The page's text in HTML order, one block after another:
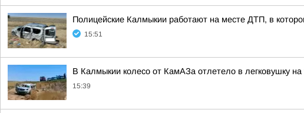
Полицейские Калмыкии работают на месте ДТП, в
15:51
В Калмыкии колесо от КамАЗа отлетело в легковушку
15:39